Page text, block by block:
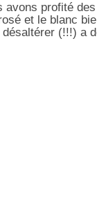
avons profité
et le blanc
désaltérer (!!!) a